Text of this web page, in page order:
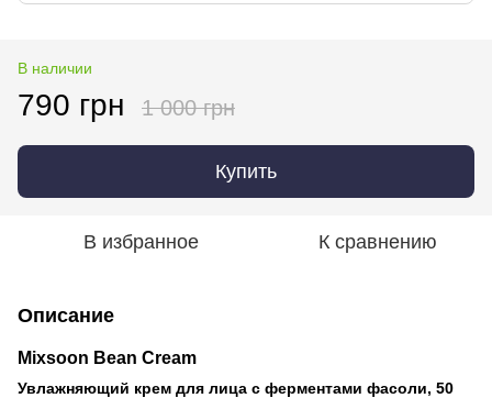
В наличии
790 грн 1 000 грн
Купить
В избранное К сравнению
Описание
Mixsoon Bean Cream
Увлажняющий крем для лица с ферментами фасоли, 50